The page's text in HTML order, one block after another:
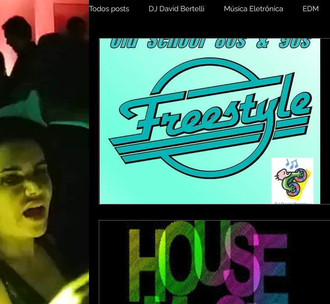
Todos posts DJ David Bertelli Música Eletrônica EDM
2020 Anos 2000 2006 2007 Romantics